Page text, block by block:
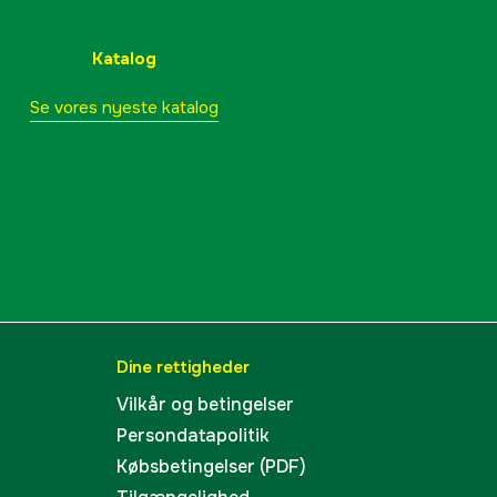
Bluetooth, WI-FI
Katalog
Se vores nyeste katalog
Dine rettigheder
Vilkår og betingelser
Persondatapolitik
Købsbetingelser (PDF)